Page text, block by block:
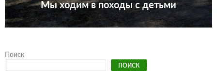
Мы ходим в походы с детьми
Поиск
ПОИСК